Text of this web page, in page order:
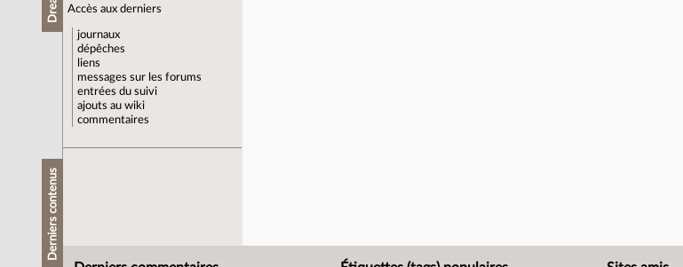
Accès aux derniers
journaux
dépêches
liens
messages sur les forums
entrées du suivi
ajouts au wiki
commentaires
Derniers contenus